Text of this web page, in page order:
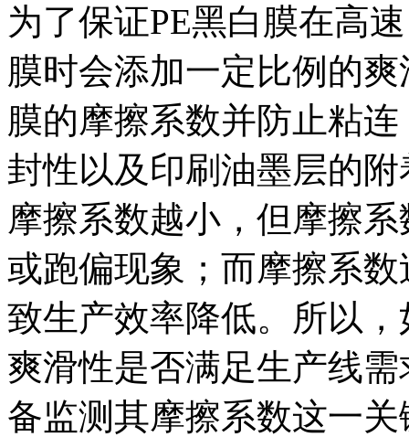
为了保证PE黑白膜在高
膜时会添加一定比例的
膜的摩擦系数并防止粘
封性以及印刷油墨层的
摩擦系数越小，但摩擦
或跑偏现象；而摩擦系
致生产效率降低。所以
爽滑性是否满足生产线
备监测其摩擦系数这一